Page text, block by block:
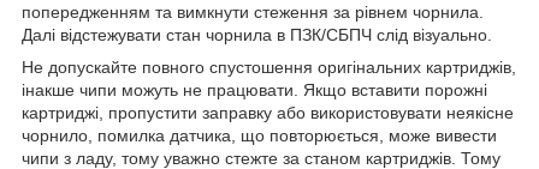
попередженням та вимкнути стеження за рівнем чорнила.
Далі відстежувати стан чорнила в ПЗК/СБПЧ слід візуально.
Не допускайте повного спустошення оригінальних картриджів,
інакше чипи можуть не працювати.
Якщо вставити порожні
картриджі, пропустити заправку або використовувати неякісне
чорнило, помилка датчика, що повторюється, може вивести
чипи з ладу, тому уважно стежте за станом картриджів. Тому